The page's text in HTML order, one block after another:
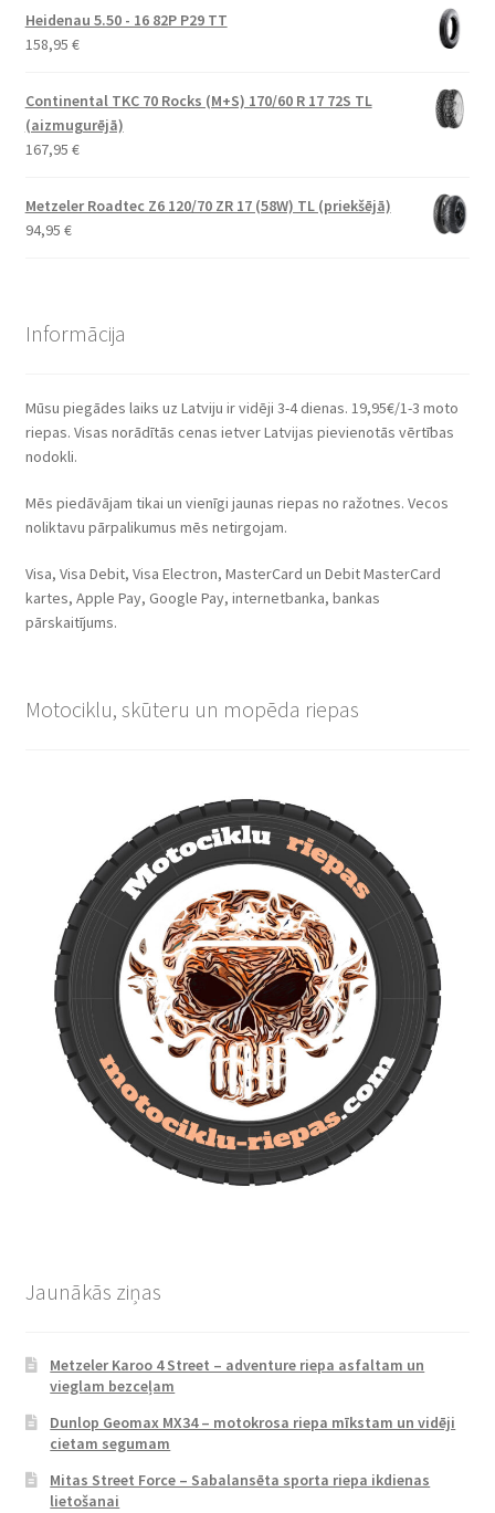
Heidenau 5.50 - 16 82P P29 TT
158,95 €
Continental TKC 70 Rocks (M+S) 170/60 R 17 72S TL
(aizmugurējā)
167,95 €
Metzeler Roadtec Z6 120/70 ZR 17 (58W) TL (priekšējā)
94,95 €
Informācija
Mūsu piegādes laiks uz Latviju ir vidēji 3-4 dienas. 19,95€/1-3 moto
riepas. Visas norādītās cenas ietver Latvijas pievienotās vērtības
nodokli.
Mēs piedāvājam tikai un vienīgi jaunas riepas no ražotnes. Vecos
noliktavu pārpalikumus mēs netirgojam.
Visa, Visa Debit, Visa Electron, MasterCard un Debit MasterCard
kartes, Apple Pay, Google Pay, internetbanka, bankas
pārskaitījums.
Motociklu, skūteru un mopēda riepas
Jaunākās ziņas
Metzeler Karoo 4 Street – adventure riepa asfaltam un
vieglam bezceļam
Dunlop Geomax MX34 – motokrosa riepa mīkstam un vidēji
cietam segumam
Mitas Street Force – Sabalansēta sporta riepa ikdienas
lietošanai